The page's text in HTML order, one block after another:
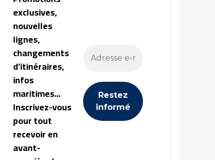
exclusives,
nouvelles
lignes,
changements
d’itinéraires,
infos
maritimes...
Inscrivez-vous
pour tout
recevoir en
avant-